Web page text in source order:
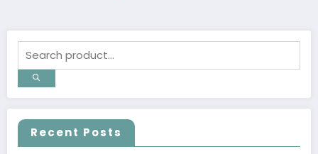
Recent Posts